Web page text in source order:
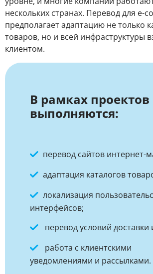
нескольких странах. Перевод для e-
предполагает адаптацию не только
товаров, но и всей инфраструктуры
клиентом.
В рамках проектов
выполняются:
перевод сайтов интернет-
адаптация каталогов
локализация
интерфейсов;
перевод условий доставки
работа с клиентскими
уведомлениями и рассылками.